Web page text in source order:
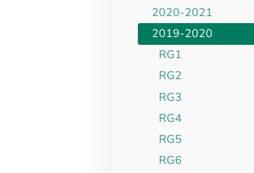
2020-2021
2019-2020
RG1
RG2
RG3
RG4
RG5
RG6